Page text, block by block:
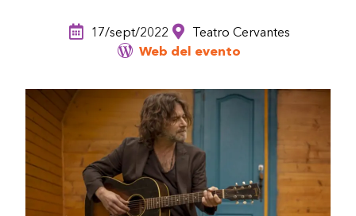
17/sept/2022
Teatro Cervantes
Web del evento